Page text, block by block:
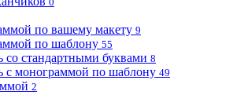
по вашему макету 9
по шаблону 55
со стандартными буквами 8
с монограммой по шаблону 49
2